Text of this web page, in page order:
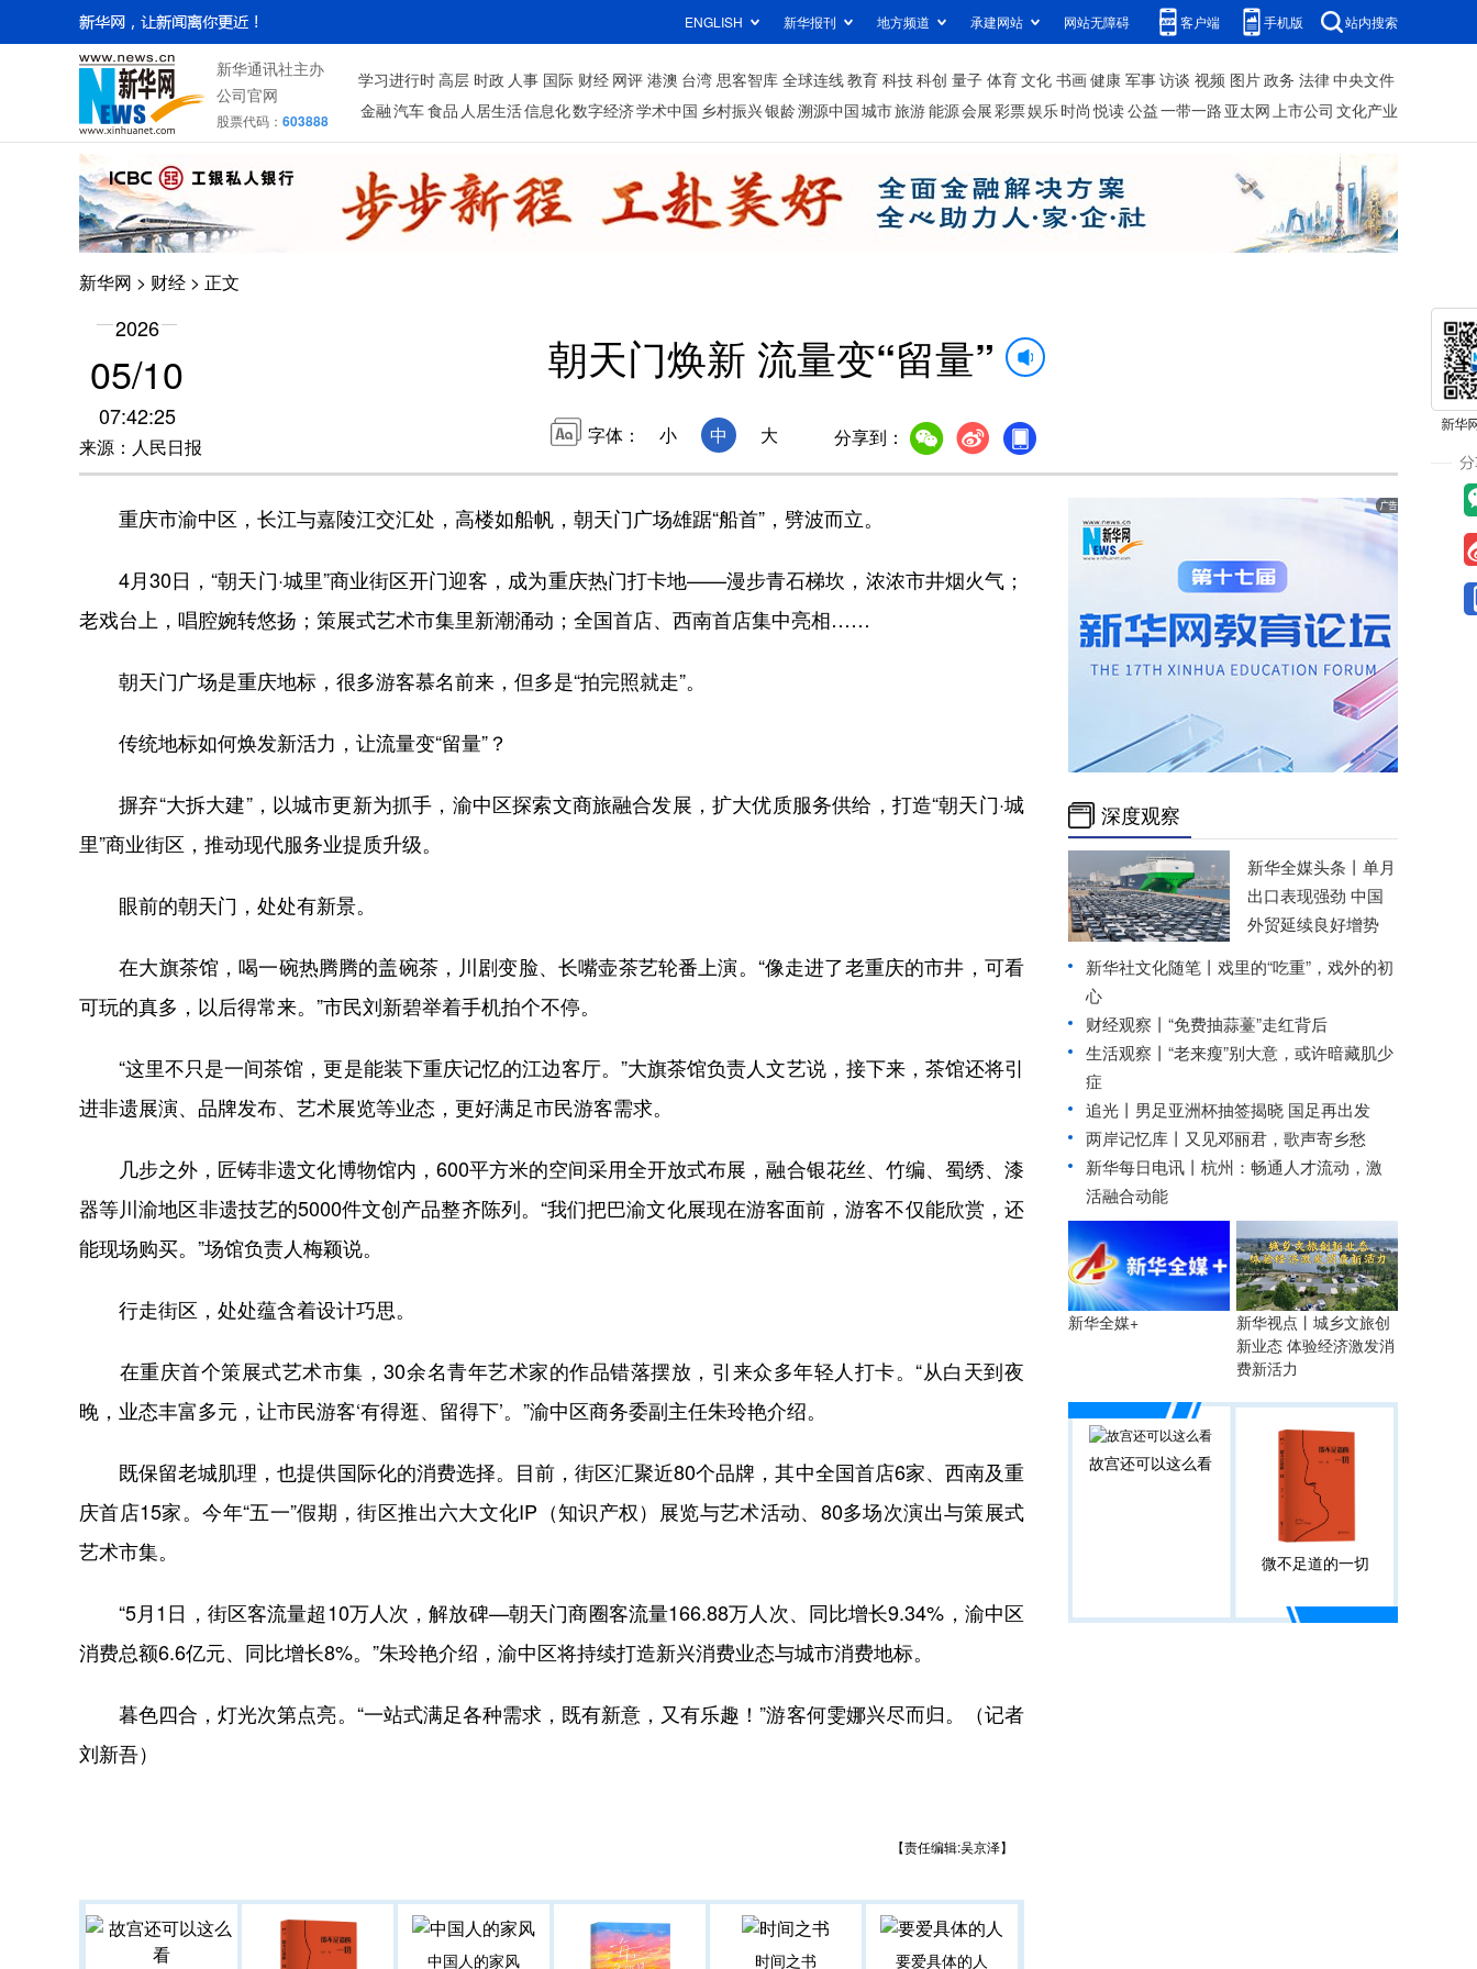
ENGLISH 新华报刊 地方频道 承建网站 网站无障碍 客户端 手机版 站内搜索
新华通讯社主办
公司官网
股票代码： 603888
学习进行时高层 时政 人事 国际 财经 网评 港澳 台湾 思客智库 全球连线教育 科技科创 量子 体育文化 书画健康 军事访谈 视频 图片政务 法律中央文件
金融汽车食品 人居生活信息化数字经济学术中国 乡村振兴银龄溯源中国城市旅游能源会展彩票娱乐时尚 悦读公益一带一路 亚太网上市公司 文化产业
新华网 > 财经 > 正文
2026
05/10
07:42:25
来源：人民日报
朝天门焕新 流量变“留量”
字体： 小 中 大 分享到：
重庆市渝中区，长江与嘉陵江交汇处，高楼如船帆，朝天门广场雄踞“船首”，劈波而立。
4月30日，“朝天门·城里”商业街区开门迎客，成为重庆热门打卡地——漫步青石梯坎，浓浓市井烟火气；
老戏台上，唱腔婉转悠扬；策展式艺术市集里新潮涌动；全国首店、西南首店集中亮相……
朝天门广场是重庆地标，很多游客慕名前来，但多是“拍完照就走”。
传统地标如何焕发新活力，让流量变“留量”？
摒弃“大拆大建”，以城市更新为抓手，渝中区探索文商旅融合发展，扩大优质服务供给，打造“朝天门·城
里”商业街区，推动现代服务业提质升级。
眼前的朝天门，处处有新景。
在大旗茶馆，喝一碗热腾腾的盖碗茶，川剧变脸、长嘴壶茶艺轮番上演。“像走进了老重庆的市井，可看
可玩的真多，以后得常来。”市民刘新碧举着手机拍个不停。
“这里不只是一间茶馆，更是能装下重庆记忆的江边客厅。”大旗茶馆负责人文艺说，接下来，茶馆还将引
进非遗展演、品牌发布、艺术展览等业态，更好满足市民游客需求。
几步之外，匠铸非遗文化博物馆内，600平方米的空间采用全开放式布展，融合银花丝、竹编、蜀绣、漆
器等川渝地区非遗技艺的5000件文创产品整齐陈列。“我们把巴渝文化展现在游客面前，游客不仅能欣赏，还
能现场购买。”场馆负责人梅颖说。
行走街区，处处蕴含着设计巧思。
在重庆首个策展式艺术市集，30余名青年艺术家的作品错落摆放，引来众多年轻人打卡。“从白天到夜
晚，业态丰富多元，让市民游客‘有得逛、留得下’。”渝中区商务委副主任朱玲艳介绍。
既保留老城肌理，也提供国际化的消费选择。目前，街区汇聚近80个品牌，其中全国首店6家、西南及重
庆首店15家。今年“五一”假期，街区推出六大文化IP（知识产权）展览与艺术活动、80多场次演出与策展式
艺术市集。
“5月1日，街区客流量超10万人次，解放碑—朝天门商圈客流量166.88万人次、同比增长9.34%，渝中区
消费总额6.6亿元、同比增长8%。”朱玲艳介绍，渝中区将持续打造新兴消费业态与城市消费地标。
暮色四合，灯光次第点亮。“一站式满足各种需求，既有新意，又有乐趣！”游客何雯娜兴尽而归。（记者
刘新吾）
【责任编辑:吴京泽】
中国人的家风 时间之书 要爱具体的人
深度观察
新华全媒头条丨 单月
出口表现强劲 中国
外贸延续良好增势
新华社文化随笔丨戏里的“吃重”，戏外的初
心
财经观察丨 “免费抽蒜薹”走红背后
生活观察丨“老来瘦”别大意，或许暗藏肌少
症
追光丨 男足亚洲杯抽签揭晓 国足再出发
两岸记忆库丨又见邓丽君，歌声寄乡愁
新华每日电讯丨 杭州：畅通人才流动，激
活融合动能
新华全媒+
新华视点丨城乡文旅创
新业态 体验经济激发消
费新活力
故宫还可以这么看
微不足道的一切